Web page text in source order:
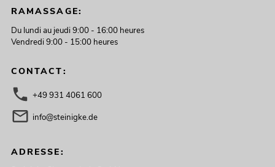
RAMASSAGE:
Du lundi au jeudi 9:00 - 16:00 heures
Vendredi 9:00 - 15:00 heures
CONTACT:
+49 931 4061 600
info@steinigke.de
ADRESSE: